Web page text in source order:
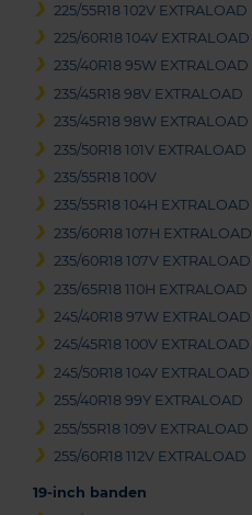
225/55R18 102V EXTRALOAD
225/60R18 104V EXTRALOAD
235/40R18 95W EXTRALOAD
235/45R18 98V EXTRALOAD
235/45R18 98W EXTRALOAD
235/50R18 101V EXTRALOAD
235/55R18 100V
235/55R18 104H EXTRALOAD
235/60R18 107H EXTRALOAD
235/60R18 107V EXTRALOAD
235/65R18 110H EXTRALOAD
245/40R18 97W EXTRALOAD
245/45R18 100V EXTRALOAD
245/50R18 104V EXTRALOAD
255/40R18 99Y EXTRALOAD
255/55R18 109V EXTRALOAD
255/60R18 112V EXTRALOAD
19-inch banden